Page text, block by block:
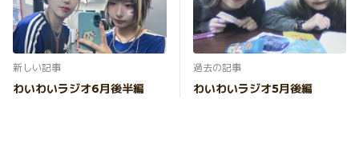
新しい記事
わいわいラジオ6月後半編
過去の記事
わいわいラジオ5月後編